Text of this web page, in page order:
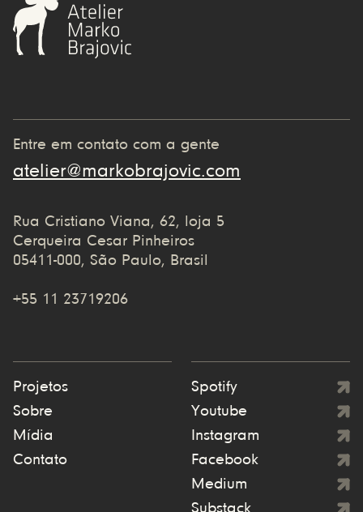
Entre em contato com a gente
atelier@markobrajovic.com
Rua Cristiano Viana, 62, loja 5
Cerqueira Cesar Pinheiros
05411-000, São Paulo, Brasil
+55 11 23719206
Projetos
Sobre
Mídia
Contato
Spotify
Youtube
Instagram
Facebook
Medium
Substack